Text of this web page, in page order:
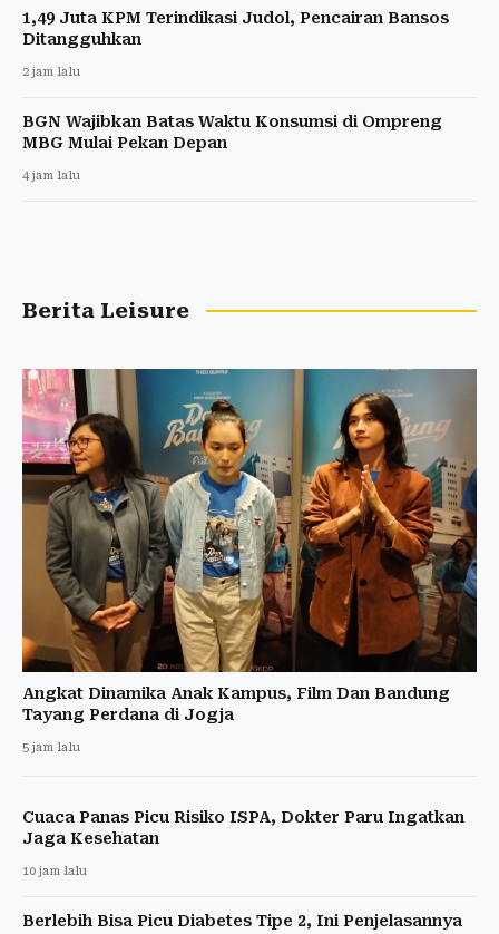
1,49 Juta KPM Terindikasi Judol, Pencairan Bansos
Ditangguhkan
2 jam lalu
BGN Wajibkan Batas Waktu Konsumsi di Ompreng
MBG Mulai Pekan Depan
4 jam lalu
Berita Leisure
Angkat Dinamika Anak Kampus, Film Dan Bandung
Tayang Perdana di Jogja
5 jam lalu
Cuaca Panas Picu Risiko ISPA, Dokter Paru Ingatkan
Jaga Kesehatan
10 jam lalu
Berlebih Bisa Picu Diabetes Tipe 2, Ini Penjelasannya